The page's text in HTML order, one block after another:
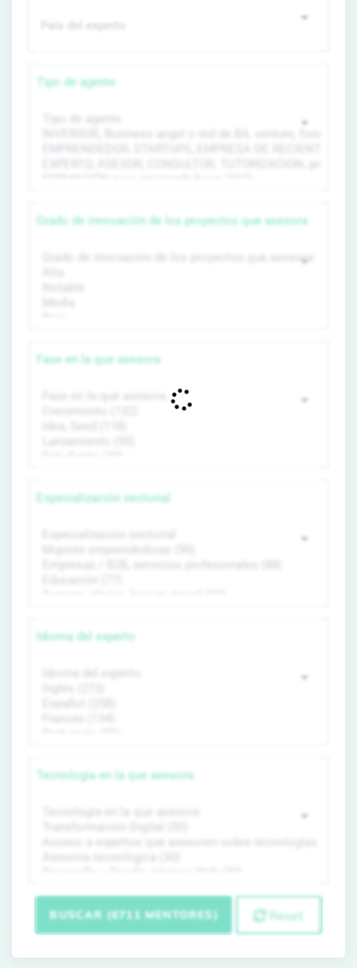
Tipo de agente
Grado de innovación de los proyectos que asesora
Fase en la que asesora
Especialización sectorial
Idioma del experto
Tecnología en la que asesora
BUSCAR (6711 MENTORES) Reset